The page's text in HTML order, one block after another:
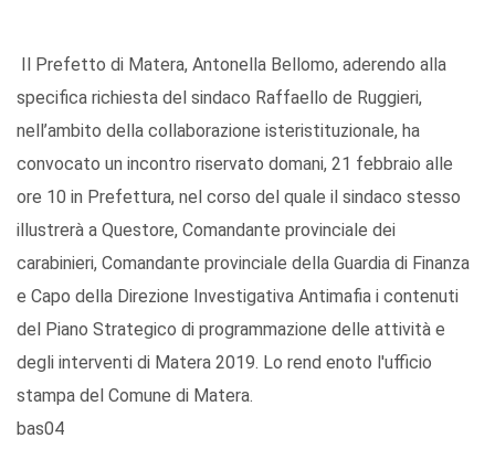
Il Prefetto di Matera, Antonella Bellomo, aderendo alla
specifica richiesta del sindaco Raffaello de Ruggieri,
nell’ambito della collaborazione isteristituzionale, ha
convocato un incontro riservato domani, 21 febbraio alle
ore 10 in Prefettura, nel corso del quale il sindaco stesso
illustrerà a Questore, Comandante provinciale dei
carabinieri, Comandante provinciale della Guardia di Finanza
e Capo della Direzione Investigativa Antimafia i contenuti
del Piano Strategico di programmazione delle attività e
degli interventi di Matera 2019. Lo rend enoto l'ufficio
stampa del Comune di Matera.
bas04